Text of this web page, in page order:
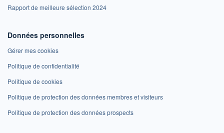
Rapport de meilleure sélection 2024
Données personnelles
Gérer mes cookies
Politique de confidentialité
Politique de cookies
Politique de protection des données membres et visiteurs
Politique de protection des données prospects